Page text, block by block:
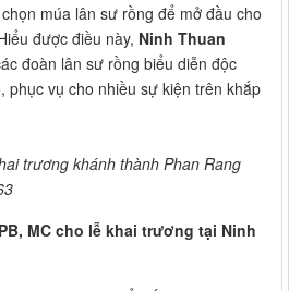
múa lân sư rồng để mở đầu cho
được điều này, Ninh Thuan
đoàn lân sư rồng biểu diễn độc
phục vụ cho nhiều sự kiện trên khắp
trương khánh thành Phan Rang
MC cho lễ khai trương tại Ninh